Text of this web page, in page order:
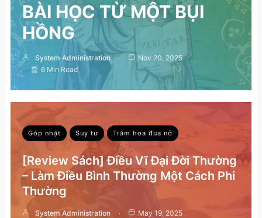
BÀI HỌC TỪ MỘT BỤI
HỒNG
System Administration
Nov 20, 2025
6 Min Read
Góp nhặt Suy tư Trăm hoa đua nở
[Review Sách] Điều Vĩ Đại Đời Thường
– Làm Điều Bình Thường Một Cách Phi
Thường
System Administration May 19, 2025